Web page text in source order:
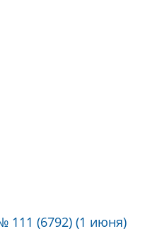
111 (6792) (1 июня)